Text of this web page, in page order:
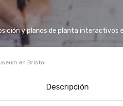
y planos de planta interactivos
en Bristol
Descripción